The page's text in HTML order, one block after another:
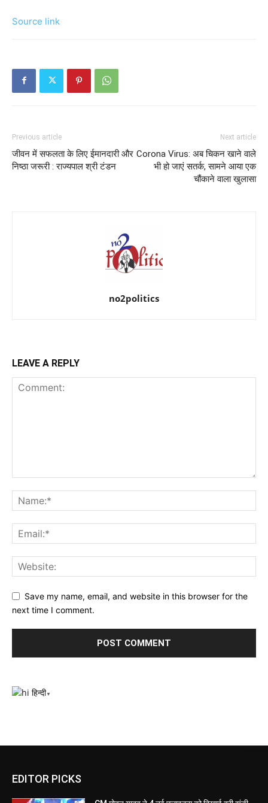
Source link
Previous article
जीवन में सफलता के लिए ईमानदारी और
निष्ठा जरूरी : राज्यपाल श्री टंडन
Next article
Corona Virus: अब चिकन खाने वाले
भी हो जाएं सतर्क, सामने आया एक
चौंकाने वाला खुलासा
no2politics
LEAVE A REPLY
Save my name, email, and website in this browser for the
next time I comment.
हिन्दी▼
EDITOR PICKS